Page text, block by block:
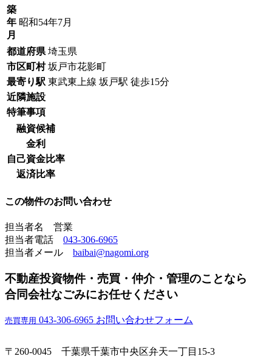
築
年
月
昭和54年7月
都道府県 埼玉県
市区町村 坂戸市花影町
最寄り駅 東武東上線 坂戸駅 徒歩15分
近隣施設
特筆事項
融資候補
金利
自己資金比率
返済比率
この物件のお問い合わせ
担当者名 営業
担当者電話 043-306-6965
担当者メール baibai@nagomi.org
不動産投資物件・売買・仲介・管理のことなら
合同会社なごみにお任せください
売買専用 043-306-6965 お問い合わせフォーム
〒260-0045 千葉県千葉市中央区弁天一丁目15-3